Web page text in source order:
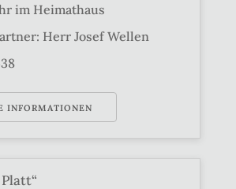
im Heimathaus
Herr Josef Wellen
INFORMATIONEN